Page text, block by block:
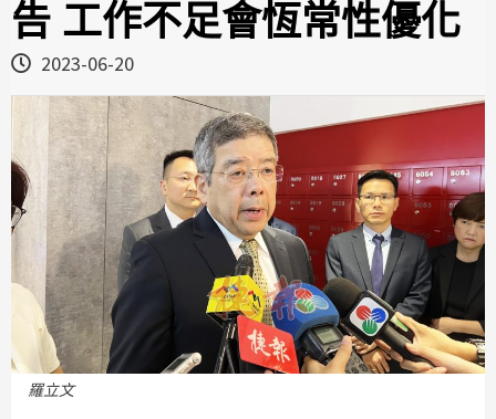
告 工作不足會恆常性優化
2023-06-20
羅立文